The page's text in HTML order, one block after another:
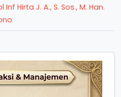
Hirta J. A., S. Sos., M. Han.